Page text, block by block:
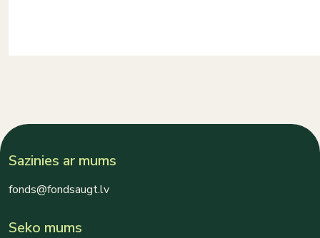
Sazinies ar mums
fonds@fondsaugt.lv
Seko mums